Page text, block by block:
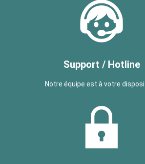
Support / Hotline
Notre équipe est à votre